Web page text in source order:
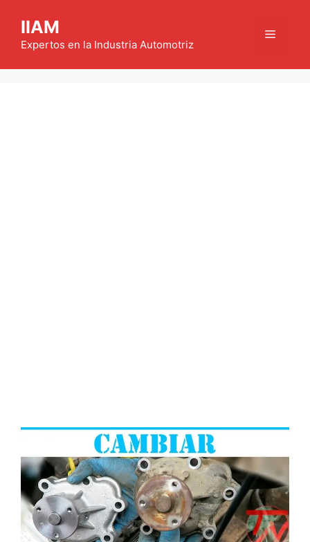
contenido
IIAM
Expertos en la Industria Automotriz
Menú